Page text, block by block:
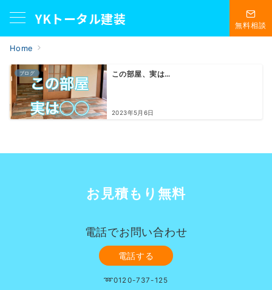
YKトータル建装 無料相談
Home
ブログ この部屋、実は…
2023年5月6日
お見積もり無料
電話でお問い合わせ
電話する
➿0120-737-125